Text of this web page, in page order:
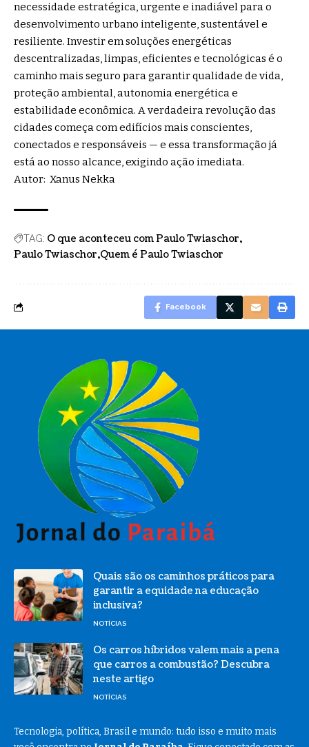
necessidade estratégica, urgente e inadiável para o
desenvolvimento urbano inteligente, sustentável e
resiliente. Investir em soluções energéticas
descentralizadas, limpas, eficientes e tecnológicas é o
caminho mais seguro para garantir qualidade de vida,
proteção ambiental, autonomia energética e
estabilidade econômica. A verdadeira revolução das
cidades começa com edifícios mais conscientes,
conectados e responsáveis — e essa transformação já
está ao nosso alcance, exigindo ação imediata.
Autor: Xanus Nekka
TAG: O que aconteceu com Paulo Twiaschor
Paulo Twiaschor Quem é Paulo Twiaschor
Facebook
Quais são os caminhos práticos para
garantir a equidade na educação
inclusiva?
NOTÍCIAS
Os carros híbridos valem mais a pena
que carros a combustão? Descubra
neste artigo
NOTÍCIAS
Tecnologia, política, Brasil e mundo: tudo isso e muito mais